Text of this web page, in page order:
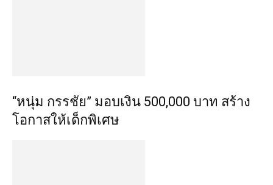
“หนุ่ม กรรชัย” มอบเงิน 500,000 บาท สร้าง
โอกาสให้เด็กพิเศษ